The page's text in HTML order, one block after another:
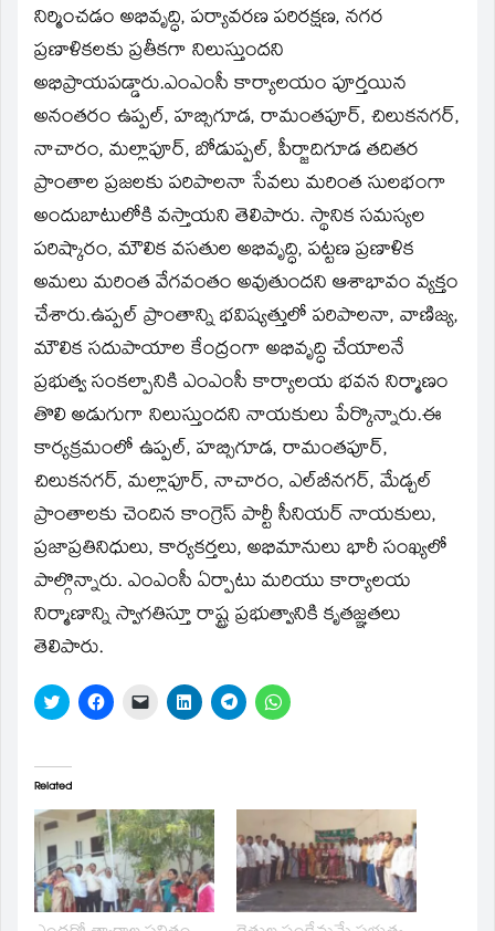
నిర్మించడం అభివృద్ధి, పర్యావరణ పరిరక్షణ, నగర
ప్రణాళికలకు ప్రతీకగా నిలుస్తుందని
అభిప్రాయపడ్డారు.ఎంఎంసీ కార్యాలయం పూర్తయిన
అనంతరం ఉప్పల్, హబ్సిగూడ, రామంతపూర్, చిలుకనగర్,
నాచారం, మల్లాపూర్, బోడుప్పల్, పీర్జాదిగూడ తదితర
ప్రాంతాల ప్రజలకు పరిపాలనా సేవలు మరింత సులభంగా
అందుబాటులోకి వస్తాయని తెలిపారు. స్థానిక సమస్యల
పరిష్కారం, మౌలిక వసతుల అభివృద్ధి, పట్టణ ప్రణాళిక
అమలు మరింత వేగవంతం అవుతుందని ఆశాభావం వ్యక్తం
చేశారు.ఉప్పల్ ప్రాంతాన్ని భవిష్యత్తులో పరిపాలనా, వాణిజ్య,
మౌలిక సదుపాయాల కేంద్రంగా అభివృద్ధి చేయాలనే
ప్రభుత్వ సంకల్పానికి ఎంఎంసీ కార్యాలయ భవన నిర్మాణం
తొలి అడుగుగా నిలుస్తుందని నాయకులు పేర్కొన్నారు.ఈ
కార్యక్రమంలో ఉప్పల్, హబ్సిగూడ, రామంతపూర్,
చిలుకనగర్, మల్లాపూర్, నాచారం, ఎల్‌బీనగర్, మేడ్చల్
ప్రాంతాలకు చెందిన కాంగ్రెస్ పార్టీ సీనియర్ నాయకులు,
ప్రజాప్రతినిధులు, కార్యకర్తలు, అభిమానులు భారీ సంఖ్యలో
పాల్గొన్నారు. ఎంఎంసీ ఏర్పాటు మరియు కార్యాలయ
నిర్మాణాన్ని స్వాగతిస్తూ రాష్ట్ర ప్రభుత్వానికి కృతజ్ఞతలు
తెలిపారు.
Click
to
(Opens
in
window)
Click
to
window)
Click
(Opens
in
new
window)
Click
to
window)
Click
to
window)
Click
to
window)
Related